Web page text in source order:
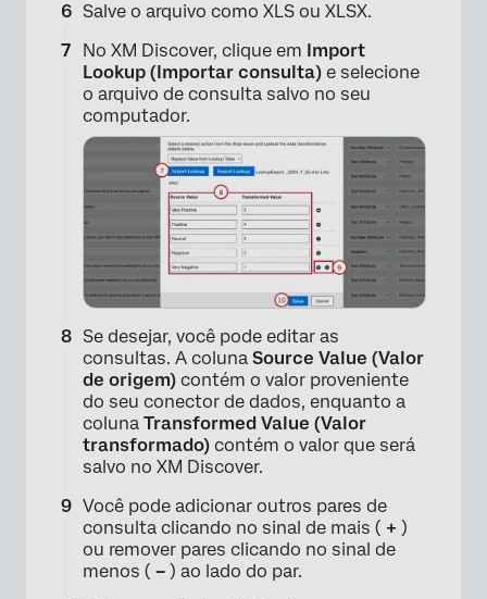
Salve o arquivo como XLS ou XLSX.
No XM Discover, clique em Import
Lookup (Importar consulta) e selecione
o arquivo de consulta salvo no seu
computador.
Se desejar, você pode editar as
consultas. A coluna Source Value (Valor
de origem) contém o valor proveniente
do seu conector de dados, enquanto a
coluna Transformed Value (Valor
transformado) contém o valor que será
salvo no XM Discover.
Você pode adicionar outros pares de
consulta clicando no sinal de mais ( + )
ou remover pares clicando no sinal de
menos ( – ) ao lado do par.